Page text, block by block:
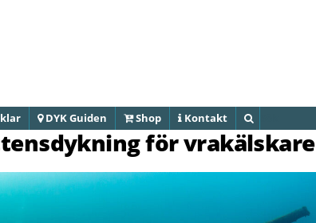
DYK Guiden Shop Kontakt
för vrakälskare